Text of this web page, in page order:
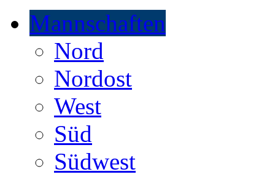
Mannschaften
Nord
Nordost
West
Süd
Südwest